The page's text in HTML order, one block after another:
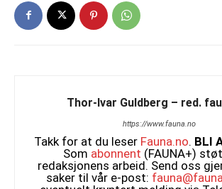
Thor-Ivar Guldberg – red.
https://www.fauna.no
Takk for at du leser Fauna.no. BLI
Som abonnent (FAUNA+)
redaksjonens arbeid. Send oss
saker til vår e-post: